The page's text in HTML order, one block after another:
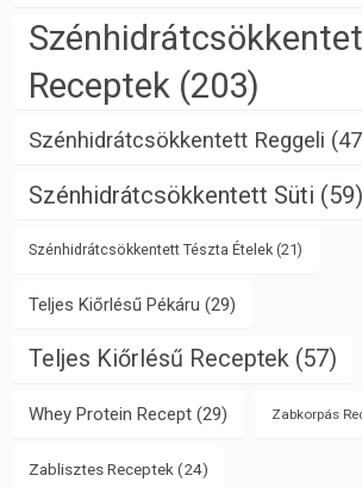
Receptek (203)
Szénhidrátcsökkentett Reggeli
Szénhidrátcsökkentett Süti (59)
Szénhidrátcsökkentett Tészta Ételek (21)
Teljes Kiőrlésű Pékáru (29)
Teljes Kiőrlésű Receptek (57)
Whey Protein Recept (29) Zabkorpás
Zablisztes Receptek (24)